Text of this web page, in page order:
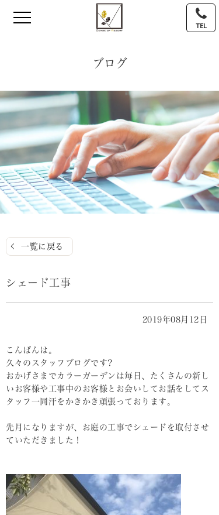
TEL
ブログ
一覧に戻る
シェード工事
2019年08月12日
こんばんは。
久々のスタッフブログです?
おかげさまでカラーガーデンは毎日、たくさんの新し
いお客様や工事中のお客様とお会いしてお話をしてス
タッフ一同汗をかきかき頑張っております。
先月になりますが、お庭の工事でシェードを取付させ
ていただきました！